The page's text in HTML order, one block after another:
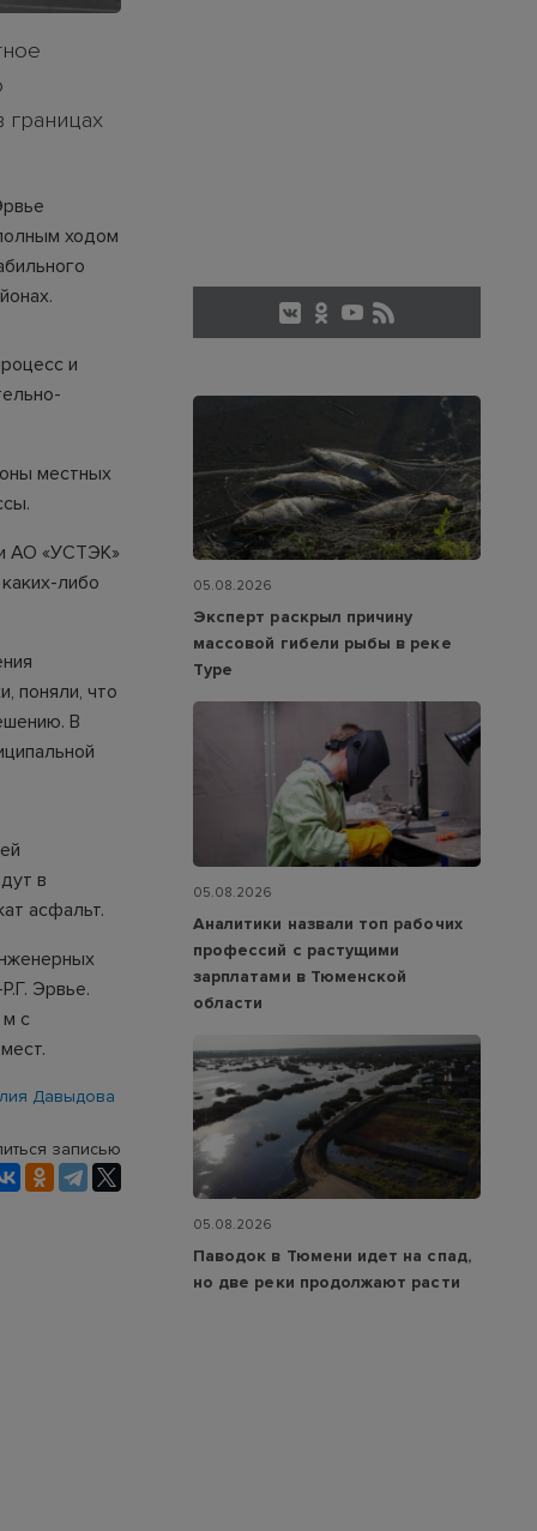
ходом
и
местных
АО «УСТЭК»
либо
поняли, что
В
в
асфальт.
Эрвье.
с
Давыдова
записью
05.08.2026
Эксперт раскрыл причину
массовой гибели рыбы в реке
Туре
05.08.2026
Аналитики назвали топ рабочих
профессий с растущими
зарплатами в Тюменской
области
05.08.2026
Паводок в Тюмени идет на спад,
но две реки продолжают расти